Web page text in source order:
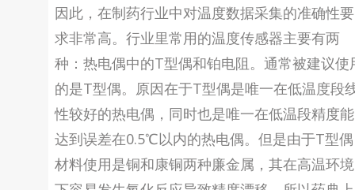
因此，在制药行业中对温度数据采集的准确性要
求非常高。行业里常用的温度传感器主要有两
种：热电偶中的T型偶和铂电阻。通常被建议使
的是T型偶。原因在于T型偶是唯一在低温度段
性较好的热电偶，同时也是唯一在低温段精度能
达到误差在0.5℃以内的热电偶。但是由于T型偶
材料使用是铜和康铜两种廉金属，其在高温环境